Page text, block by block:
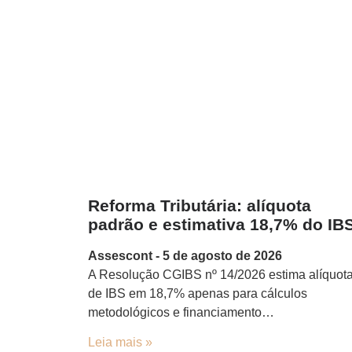
Reforma Tributária: alíquota
padrão e estimativa 18,7% do
Assescont
5 de agosto de 2026
A Resolução CGIBS nº 14/2026 estima
de IBS em 18,7% apenas para cálculos
metodológicos e financiamento…
Leia mais »